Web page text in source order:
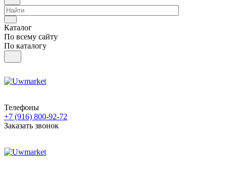
Каталог
По всему сайту
По каталогу
Телефоны
+7 (916) 800-92-72
Заказать звонок